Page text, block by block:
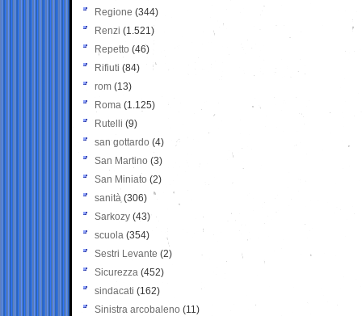
Regione (344)
Renzi (1.521)
Repetto (46)
Rifiuti (84)
rom (13)
Roma (1.125)
Rutelli (9)
san gottardo (4)
San Martino (3)
San Miniato (2)
sanità (306)
Sarkozy (43)
scuola (354)
Sestri Levante (2)
Sicurezza (452)
sindacati (162)
Sinistra arcobaleno (11)